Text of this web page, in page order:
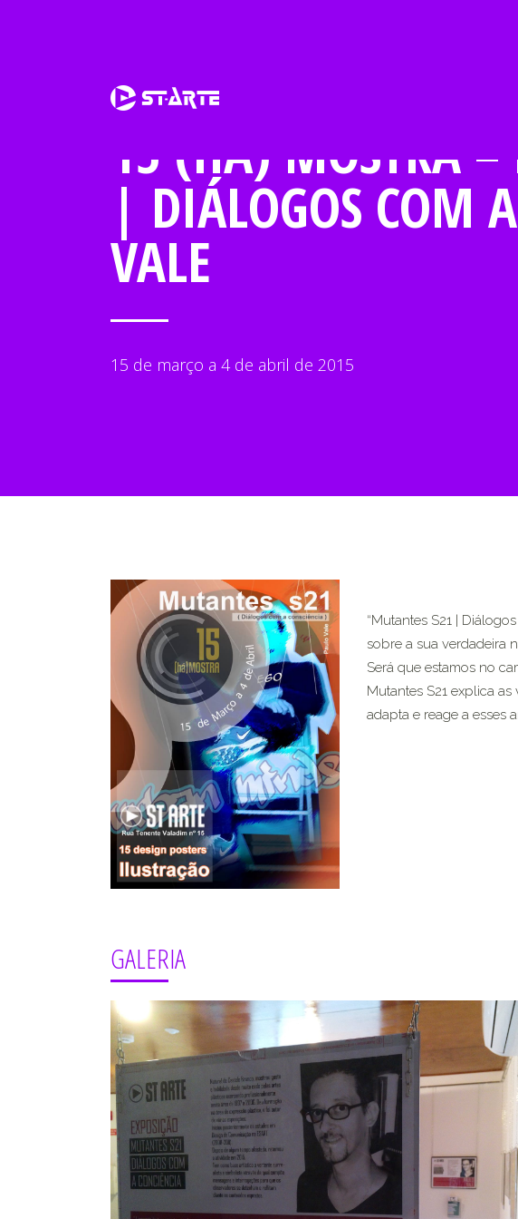
15 (HÁ) MOSTRA –
| DIÁLOGOS COM
VALE
15 de março a 4 de abril de 2015
“Mutantes S21 |
sobre a sua verdadeira
Será que estamos no
Mutantes S21 explica
adapta e reage a esses
GALERIA